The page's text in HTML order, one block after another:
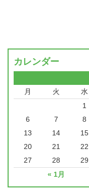
カレンダー
月
火 水
« 1月
1
6
7 8
13
14 15
20
21 22
27
28 29